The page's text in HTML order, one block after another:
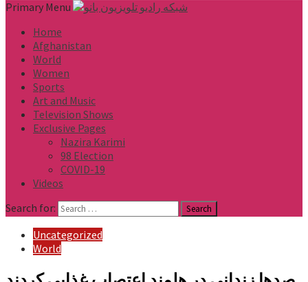
Primary Menu
Home
Afghanistan
World
Women
Sports
Art and Music
Television Shows
Exclusive Pages
Nazira Karimi
98 Election
COVID-19
Videos
Search for:
Uncategorized
World